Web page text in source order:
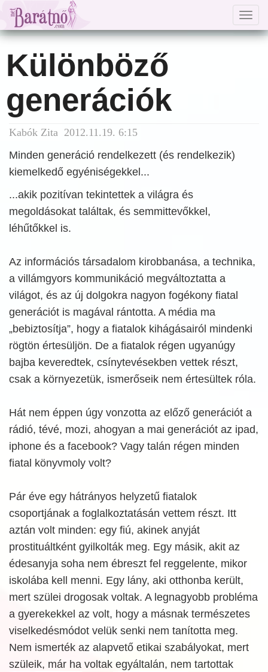
Különböző
generációk
Kabók Zita 2012.11.19. 6:15
Minden generáció rendelkezett (és rendelkezik)
kiemelkedő egyéniségekkel...
...akik pozitívan tekintettek a világra és
megoldásokat találtak, és semmittevőkkel,
léhűtőkkel is.
Az információs társadalom kirobbanása, a technika,
a villámgyors kommunikáció megváltoztatta a
világot, és az új dolgokra nagyon fogékony fiatal
generációt is magával rántotta. A média ma
„bebiztosítja”, hogy a fiatalok kihágásairól mindenki
rögtön értesüljön. De a fiatalok régen ugyanúgy
bajba keveredtek, csínytevésekben vettek részt,
csak a környezetük, ismerőseik nem értesültek róla.
Hát nem éppen úgy vonzotta az előző generációt a
rádió, tévé, mozi, ahogyan a mai generációt az ipad,
iphone és a facebook? Vagy talán régen minden
fiatal könyvmoly volt?
Pár éve egy hátrányos helyzetű fiatalok
csoportjának a foglalkoztatásán vettem részt. Itt
aztán volt minden: egy fiú, akinek anyját
prostituáltként gyilkolták meg. Egy másik, akit az
édesanyja soha nem ébreszt fel reggelente, mikor
iskolába kell menni. Egy lány, aki otthonba került,
mert szülei drogosak voltak. A legnagyobb probléma
a gyerekekkel az volt, hogy a másnak természetes
viselkedésmódot velük senki nem tanította meg.
Nem ismerték az alapvető etikai szabályokat, mert
szüleik, már ha voltak egyáltalán, nem tartottak